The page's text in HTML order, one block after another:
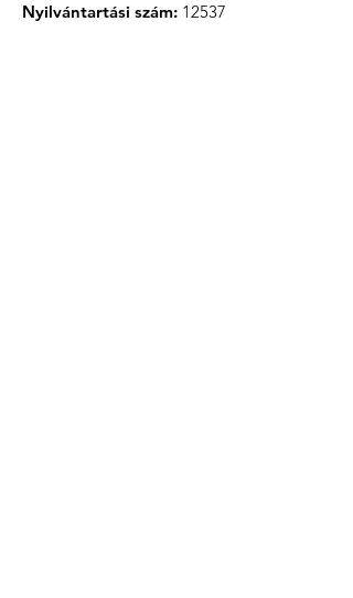
Nyilvántartási szám: 12537